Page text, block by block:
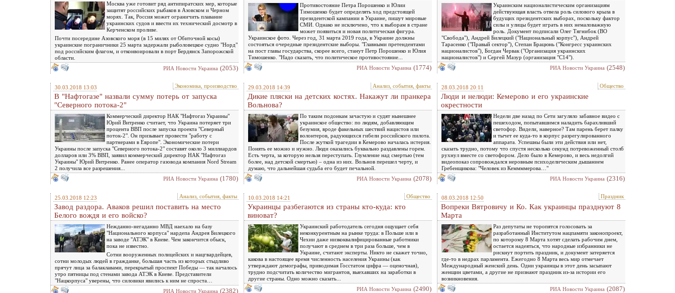
Москва уже готовит ряд антипиратских мер, которые
защитят российских рыбаков в Азовском и Черном
морях. Так, Россия может ограничить плавание
украинских судов и ввести их технический досмотр в
Керченском проливе.
Почти посередине Азовского моря (в 15 милях от Обиточной косы)
украинские пограничники 25 марта задержали рыболовецкое судно "Норд"
под российским флагом, и отконвоировали в порт Бердянск Запорожской
области.
РИА Новости Украина (2053)
Противостояние Петра Порошенко и Юлии
Тимошенко будет определять ход предстоящей
президентской кампании в Украине, пишут мировые
СМИ. Однако не исключено, что к выборам в стране
может появиться и новая политическая фигура.
Украинское фото. Через год, 31 марта 2019 года, в Украине должны
состояться очередные президентские выборы. "Главными претендентами
на пост главы государства, скорее всего, станут Петр Порошенко и Юлия
Тимошенко. "Надо сказать, что политическое противостояние...
РИА Новости Украина (1774)
Украинским националистическим организациям
действующая власть отвела роль силового крыла в
будущих президентских выборах, поскольку фактор
силы и улицы будет играть в них немаловажную
роль. Документ подписали Олег Тягнибок (ВО
"Свобода"), Андрей Билецкий ("Национальный корпус"), Андрей
Тарасенко ("Правый сектор"), Степан Брацюнь ("Конгресс украинских
националистов"), Богдан Червак ("Организация украинских
националистов") и Сергей Мазур (организация "С14").
РИА Новости Украина (2548)
30.03.2018 13:03 Экономика, производство
В "Нафтогазе" назвали сумму потерь от запуска
"Северного потока-2"
Коммерческий директор НАК "Нафтогаз Украины"
Юрий Витренко считает, что Украина потеряет три
процента ВВП после запуска проекта "Северный
поток-2". Он призывает провести "работу с
партнерами в Европе". Экономические потери
Украины после запуска "Северного потока-2" составят около 3 миллиардов
долларов или 3% ВВП, заявил коммерческий директор НАК "Нафтогаз
Украины" Юрий Витренко. Ранее оператор газовода компания Nord Stream
2 получила все разрешения...
РИА Новости Украина (1780)
29.03.2018 14:39 Анализ, события, факты
Дикие пляски на детских костях. Накажут ли пранкера
Вольнова?
По таким подонкам зачастую и судят нынешнее
украинское общество: по людям, добавляющим
безумия, вроде факельных шествий нацистов или
волонтеров, радующихся гибели российского пилота.
После жуткой трагедии в Кемерово началась истерия.
Понять ее можно и нужно. Люди оказались буквально раздавлены горем.
Есть черта, за которую нельзя переступать. Глумление над смертью (тем
более, над детской смертью) – одна из них. Вольнов перешел черту, и
думаю, что дальнейшая судьба его будет печальной.
РИА Новости Украина (2078)
28.03.2018 20:11 Общество
Люди и нелюди: Кемерово и его украинские
окрестности
Недели две назад по Сети загуляло забавное видео с
пешеходом, попытавшимся наладить барахливший
светофор. Видели, наверное? Там парень берет палку
и тычет ее куда-то в корпус разрегулированного
аппарата. Успешны были эти действия или нет,
сказать трудно, потому что спустя несколько секунд потревоженный столб
рухнул вместе со светофором. Дело было в Кемерово, и весь недолгий
видеопоказ сопровождался неровным психоделическим дышанием
Гребенщикова: "Человек из Кеммммерова…"
РИА Новости Украина (2316)
25.03.2018 12:23 Анализ, события, факты
Завод раздора. Аваков решил поставить на место
Белого вождя и его войско?
Нежданно-негаданно МВД наехало на базу
"Национального корпуса" нардепа Андрея Билецкого
на заводе "АТЭК" в Киеве. Чем закончится обыск,
пока не известно.
Сотни вооруженных полицейских и нацгвардейцев,
сотни молодых людей в гражданке, большая часть из которых стыдливо
прячут лица за балаклавами, перекрытый проспект Победы — так началось
утро пятницы под стенами завода АТЭК в Киеве. Представители
"Нацкорпуса" уверены, что силовики явились к ним не спроста…
РИА Новости Украина (2382)
10.03.2018 14:21 Общество
Украинцы разбегаются из страны кто-куда: кто
виноват?
Украинский работодатель сегодня ощущает себя
неконкурентным на рынке труда: в Польше или в
Чехии даже низкоквалифицированные работники
получают в среднем в три раза больше, чем в
Украине, считают эксперты. Никто не скажет точно,
какова в настоящее время численность населения Украины (как
утверждают демографы, приводимая Госстатом цифра — оценочная),
трудно подсчитать количество мигрантов, выехавших на заработки в
другие страны. Одно можно сказать...
РИА Новости Украина (2490)
08.03.2018 12:50 Праздник
Вопреки Вятровичу и Ко. Как украинцы празднуют 8
Марта
Раз депутаты не торопятся голосовать за
разработанный Институтом нацпамяти законопроект,
по которому 8 Марта хотят сделать рабочим днем,
остается надеяться, что народные избранники не
рискнут портить праздник, и документ затеряется
где-то в недрах парламента. Ежегодно 8 Марта весь мир отмечает
Международный женский день. Одни украинцы в этот день засыпают
женщин цветами, а другие не признают праздник из-за истории его
возникновения.
РИА Новости Украина (2087)